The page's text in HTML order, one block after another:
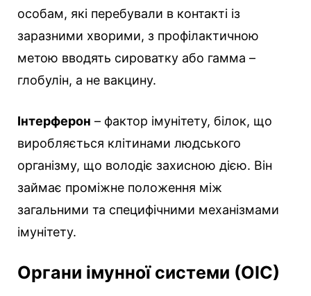
особам, які перебували в контакті із
заразними хворими, з профілактичною
метою вводять сироватку або гамма –
глобулін, а не вакцину.
Інтерферон – фактор імунітету, білок, що
виробляється клітинами людського
організму, що володіє захисною дією. Він
займає проміжне положення між
загальними та специфічними механізмами
імунітету.
Органи імунної системи (ОІС)